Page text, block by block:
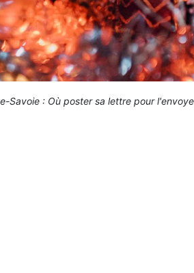
Savoie : Où poster sa lettre pour